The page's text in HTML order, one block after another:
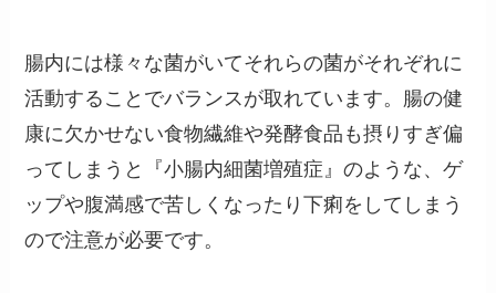
腸内には様々な菌がいてそれらの菌がそれぞれに
活動することでバランスが取れています。腸の健
康に欠かせない食物繊維や発酵食品も摂りすぎ偏
ってしまうと『小腸内細菌増殖症』のような、ゲ
ップや腹満感で苦しくなったり下痢をしてしまう
ので注意が必要です。